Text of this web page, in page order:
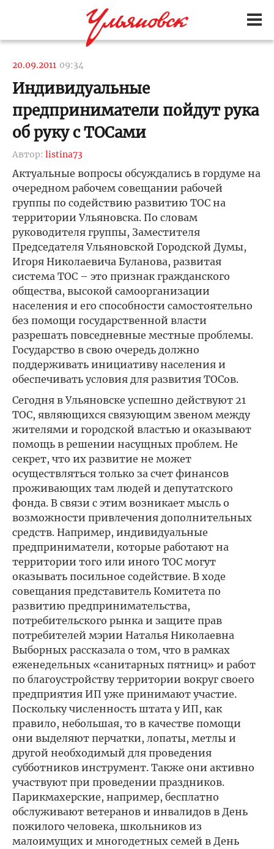
20.09.2011 09:34
Индивидуальные
предприниматели пойдут рука
об руку с ТОСами
Автор: listina73
Актуальные вопросы обсуждались в гордуме на
очередном рабочем совещании рабочей
группы по содействию развитию ТОС на
территории Ульяновска. По словам
руководителя группы, Заместителя
Председателя Ульяновской Городской Думы,
Игоря Николаевича Буланова, развитая
система ТОС – это признак гражданского
общества, высокой самоорганизации
населения и его способности самостоятельно
без помощи государственной власти
разрешать повседневные местные проблемы.
Государство в свою очередь должно
поддерживать инициативу населения и
обеспечивать условия для развития ТОСов.
Сегодня в Ульяновске успешно действуют 21
ТОС, являющихся связующим звеном между
жителями и городской властью и оказывают
помощь в решении насущных проблем. Не
секрет, что их развитие не может
осуществляться только за счет финансов
проживающих там людей и депутатского
фонда. В связи с этим возникает мысль о
возможности привлечения дополнительных
средств. Например, индивидуальные
предприниматели, которые работают на
территории того или иного ТОС могут
оказывать посильное содействие. В ходе
совещания представитель Комитета по
развитию предпринимательства,
потребительского рынка и защите прав
потребителей мэрии Наталья Николаевна
Выборных рассказала о том, что в рамках
еженедельных «санитарных пятниц» и работ
по благоустройству территории вокруг своего
предприятия ИП уже принимают участие.
Поскольку численность штата у ИП, как
правило, небольшая, то в качестве помощи
они выделяют перчатки, лопаты, метлы и
другой необходимый для проведения
субботников инструмент. Также они активно
участвуют при проведении праздников.
Парикмахерские, например, бесплатно
обслуживают ветеранов и инвалидов в День
пожилого человека, школьников из
малоимущих и многодетных семей в День